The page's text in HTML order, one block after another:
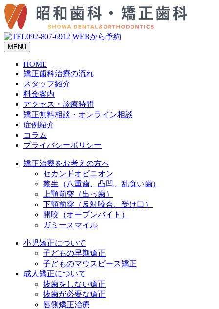
092-807-6912 WEBから予約
MENU
HOME
矯正歯科治療の流れ
スタッフ紹介
料金案内
アクセス・診療時間
矯正無料相談・オンライン相談
症例紹介
コラム
プライバシーポリシー
矯正治療をお考えの方へ
セカンドオピニオン
叢生（八重歯、凸凹、乱食い歯）
上顎前突（出っ歯）
下顎前突（反対咬合、受け口）
開咬（オープンバイト）
ガミースマイル
小児矯正について
子どもの早期矯正
子どものマウスピース矯正
成人矯正について
抜歯をしない矯正
抜歯が必要な矯正
唇側矯正治療